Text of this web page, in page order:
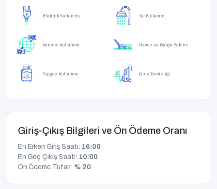
Elektrik Kullanımı Su Kullanımı
İnternet Kullanımı Havuz ve Bahçe Bakımı
Tüpgaz Kullanımı Giriş Temizliği
Giriş-Çıkış Bilgileri ve Ön Ödeme Oranı
En Erken Giriş Saati: 16:00
En Geç Çıkış Saati: 10:00
Ön Ödeme Tutarı: % 20